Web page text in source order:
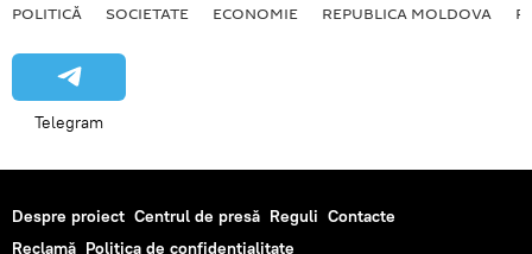
POLITICĂ SOCIETATE ECONOMIE REPUBLICA MOLDOVA
Telegram
Despre proiect Centrul de presă Reguli Contacte
Reclamă Politica de confidențialitate